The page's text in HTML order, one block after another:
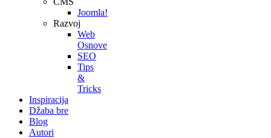
Joomla!
Razvoj
Web
Osnove
SEO
Tips
&
Tricks
Inspiracija
Džaba bre
Blog
Autori